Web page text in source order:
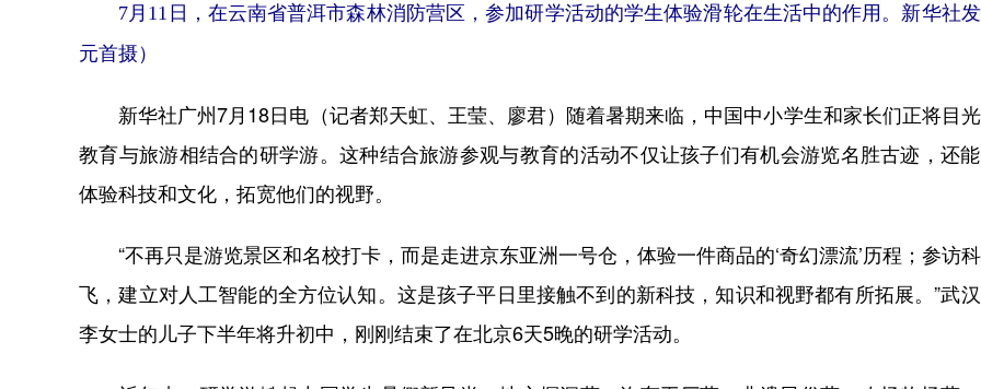
7月11日，在云南省普洱市森林消防营区，参加研学活动的学生体验滑轮在生活中的作用。新华社
元首摄）
新华社广州7月18日电（记者郑天虹、王莹、廖君）随着暑期来临，中国中小学生和家长们正将目
教育与旅游相结合的研学游。这种结合旅游参观与教育的活动不仅让孩子们有机会游览名胜古迹，还
体验科技和文化，拓宽他们的视野。
“不再只是游览景区和名校打卡，而是走进京东亚洲一号仓，体验一件商品的‘奇幻漂流’历程；参访
飞，建立对人工智能的全方位认知。这是孩子平日里接触不到的新科技，知识和视野都有所拓展。”武
李女士的儿子下半年将升初中，刚刚结束了在北京6天5晚的研学活动。